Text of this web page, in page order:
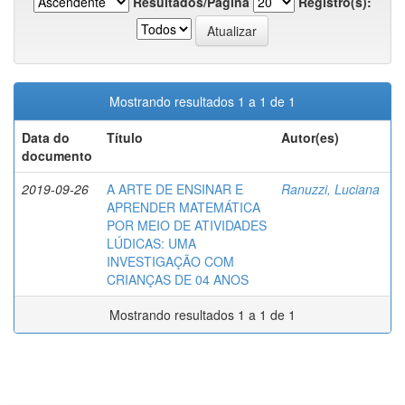
Mostrando resultados 1 a 1 de 1
Data do
documento
Título Autor(es)
2019-09-26
A ARTE DE ENSINAR E
APRENDER MATEMÁTICA
POR MEIO DE ATIVIDADES
LÚDICAS: UMA
INVESTIGAÇÃO COM
CRIANÇAS DE 04 ANOS
Ranuzzi, Luciana
Mostrando resultados 1 a 1 de 1